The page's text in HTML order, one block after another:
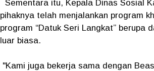
Sementara itu, Kepala Dinas Sosial
pihaknya telah menjalankan program
program “Datuk Seri Langkat” berupa
luar biasa.
"Kami juga bekerja sama dengan